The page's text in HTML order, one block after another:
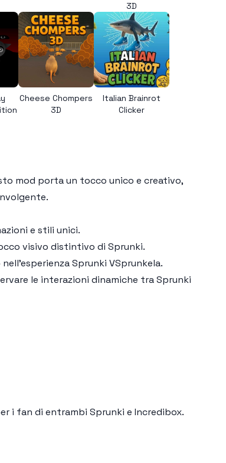
3D
Cheese Chompers
3D
Italian Brainrot
Clicker
mod porta un tocco unico e creativo,
e stili unici.
visivo distintivo di Sprunki.
Sprunki VSprunkela.
le interazioni dinamiche tra Sprunki
i fan di entrambi Sprunki e Incredibox.